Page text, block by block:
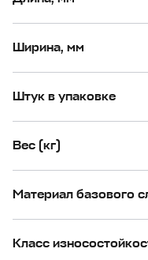
Ширина, мм
Штук в упаковке
Вес (кг)
Материал базового
Класс